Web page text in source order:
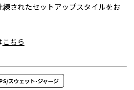
練されたセットアップスタイルをお
こちら
スウェット-ジャージ